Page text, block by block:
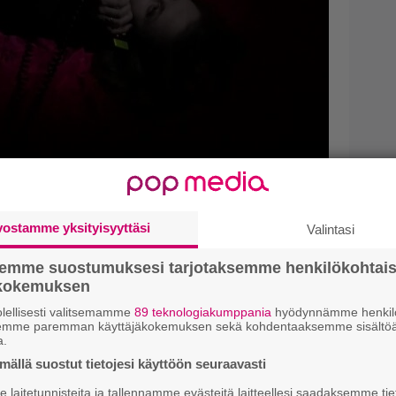
Elina Sarvi julkaisi
nimisen singlen:
seksikästä
yksityisyyttäsi Valintasi
suostumuksesi tarjotaksemme
valitsemamme 89 teknologiakumppania hyödynnämme
paremman käyttäjäkokemuksen sekä kohdentaaksemme
suostut tietojesi käyttöön seuraavasti
laitetunnisteita ja tallennamme evästeitä laitteellesi saadaksemme